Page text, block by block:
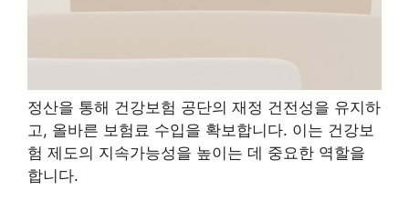
정산을 통해 건강보험 공단의 재정 건전성을 유지하
고, 올바른 보험료 수입을 확보합니다. 이는 건강보
험 제도의 지속가능성을 높이는 데 중요한 역할을
합니다.